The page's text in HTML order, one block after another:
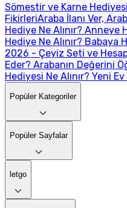
Sömestir ve Karne Hediyesi
FikirleriAraba İlanı Ver,
Hediye Ne Alınır? Anneye
Hediye Ne Alınır? Babaya
2026 - Çeyiz Seti ve
Eder? Arabanın Değerini
Hediyesi Ne Alınır? Yeni
Popüler Kategoriler
Popüler Sayfalar
letgo